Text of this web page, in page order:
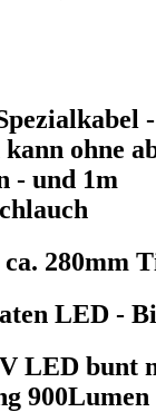
ohne
- und 1m
280mm
LED -
LED bunt
900Lumen